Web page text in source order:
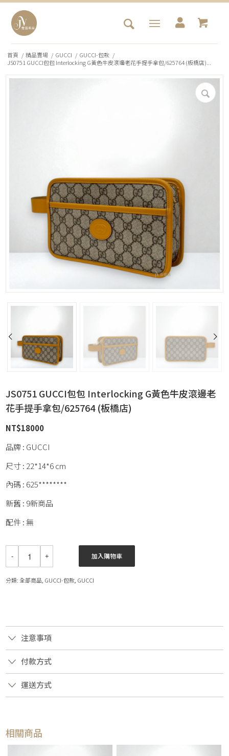
首頁 / 精品賣場 / GUCCI / GUCCI-包款 /
JS0751 GUCCI包包 Interlocking G黃色牛皮滾邊老花手提手拿包/625764 (板橋店)...
JS0751 GUCCI包包 Interlocking G黃色牛皮滾邊老
花手提手拿包/625764 (板橋店)
NT$18000
品牌 : GUCCI
尺寸 : 22*14*6 cm
內碼 : 625********
新舊 : 9新商品
配件 : 無
加入購物車
分類:全部商品 GUCCI-包款 GUCCI
注意事項
付款方式
運送方式
相關商品